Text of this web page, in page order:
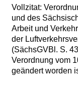
Vollzitat:
und des
Arbeit und
der
(SächsGVBl. S.
Verordnung vom
geändert worden